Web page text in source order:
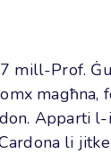
mill-Prof.
magħna,
Apparti
li